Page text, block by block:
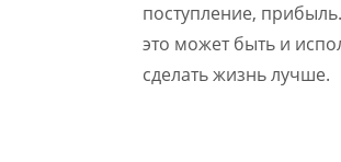
поступление,
это может быть и
сделать жизнь лучше.